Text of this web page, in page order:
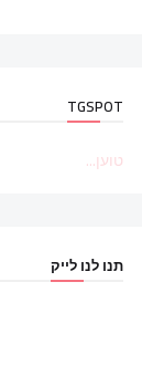
TGSPOT
טוען...
תנו לנו לייק